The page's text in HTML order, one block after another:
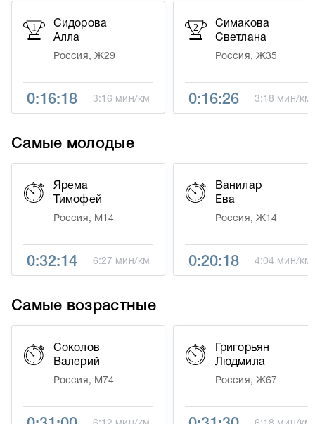
1
Сидорова
Алла
Россия, Ж29
0:16:18 3:16 мин/км
2
Симакова
Светлана
Россия, Ж35
0:16:26 3:18 мин/км
Самые молодые
Ярема
Тимофей
Россия, М14
0:32:14 6:27 мин/км
Ванилар
Ева
Россия, Ж14
0:20:18 4:04 мин/км
Самые возрастные
Соколов
Валерий
Россия, М74
Григорьян
Людмила
Россия, Ж67